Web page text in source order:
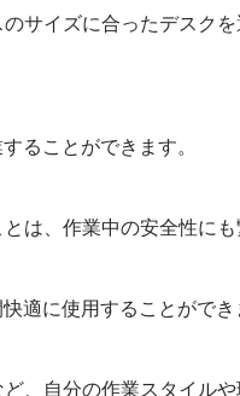
のサイズに合ったデスク
ることができます。
は、作業中の安全性にも
適に使用することができ
、自分の作業スタイル